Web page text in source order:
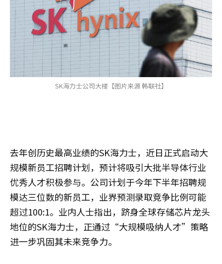
SK海力士公司大楼【图片来源 韩联社】
去年创历史最高业绩的SK海力士，近日正式启动大
规模新员工招聘计划，预计将吸引大批半导体行业
优秀人才积极参与。公司计划于今年下半年招聘规
模达三位数的新员工，业界预测录取竞争比例可能
超过100:1。业内人士指出，跻身全球存储芯片龙头
地位的SK海力士，正通过“大规模吸纳人才”策略
进一步巩固其未来竞争力。